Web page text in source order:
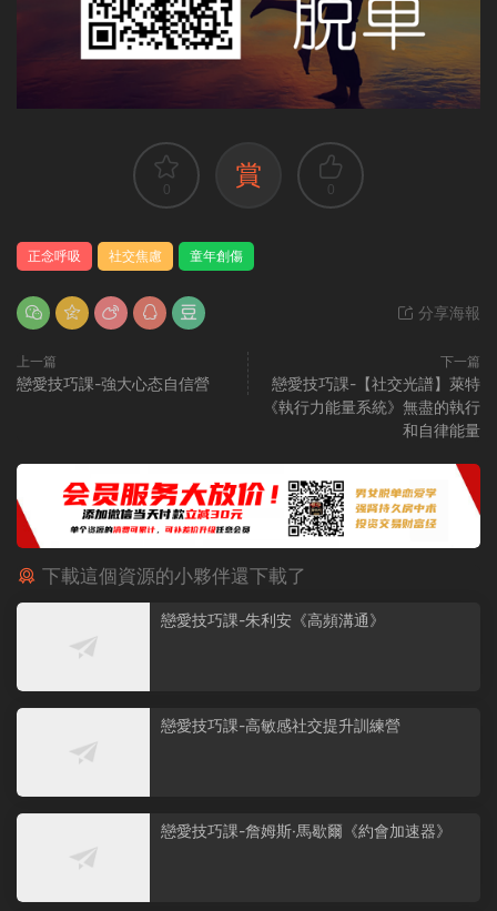
0 賞 0
正念呼吸 社交焦慮 童年創傷
分享海報
上一篇
戀愛技巧課-強大心态自信營
下一篇
戀愛技巧課-【社交光譜】萊特
《執行力能量系統》無盡的執行
和自律能量
下載這個資源的小夥伴還下載了
戀愛技巧課-朱利安《高頻溝通》
戀愛技巧課-高敏感社交提升訓練營
戀愛技巧課-詹姆斯·馬歇爾《約會加速器》